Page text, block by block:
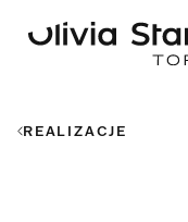
REALIZACJE